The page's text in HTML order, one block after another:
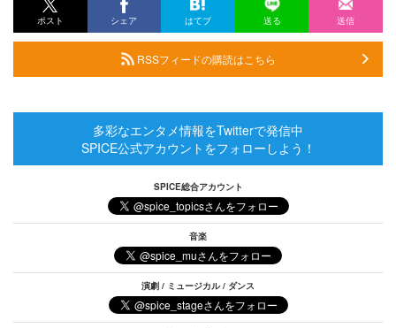
ポスト シェア はてブ 送る 送信
RSSフィードの購読はこちら
多彩なエンタメ情報をTwitterで発信中
SPICE公式アカウントをフォローしよう！
SPICE総合アカウント
音楽
演劇 / ミュージカル / ダンス